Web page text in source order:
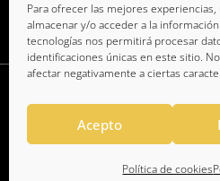
Para ofrecer las mejores
almacenar y/o acceder a la
tecnologías nos permitirá procesar
identificaciones únicas en este sitio.
afectar negativamente a ciertas
Acepto
Política de cookies